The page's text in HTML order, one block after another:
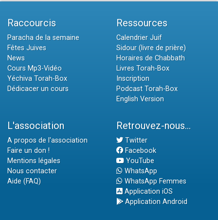
Raccourcis
Paracha de la semaine
Fêtes Juives
News
Cours Mp3-Vidéo
Yéchiva Torah-Box
Dédicacer un cours
Ressources
Calendrier Juif
Sidour (livre de prière)
Horaires de Chabbath
Livres Torah-Box
Inscription
Podcast Torah-Box
English Version
L'association
A propos de l'association
Faire un don !
Mentions légales
Nous contacter
Aide (FAQ)
Retrouvez-nous...
Twitter
Facebook
YouTube
WhatsApp
WhatsApp Femmes
Application iOS
Application Android